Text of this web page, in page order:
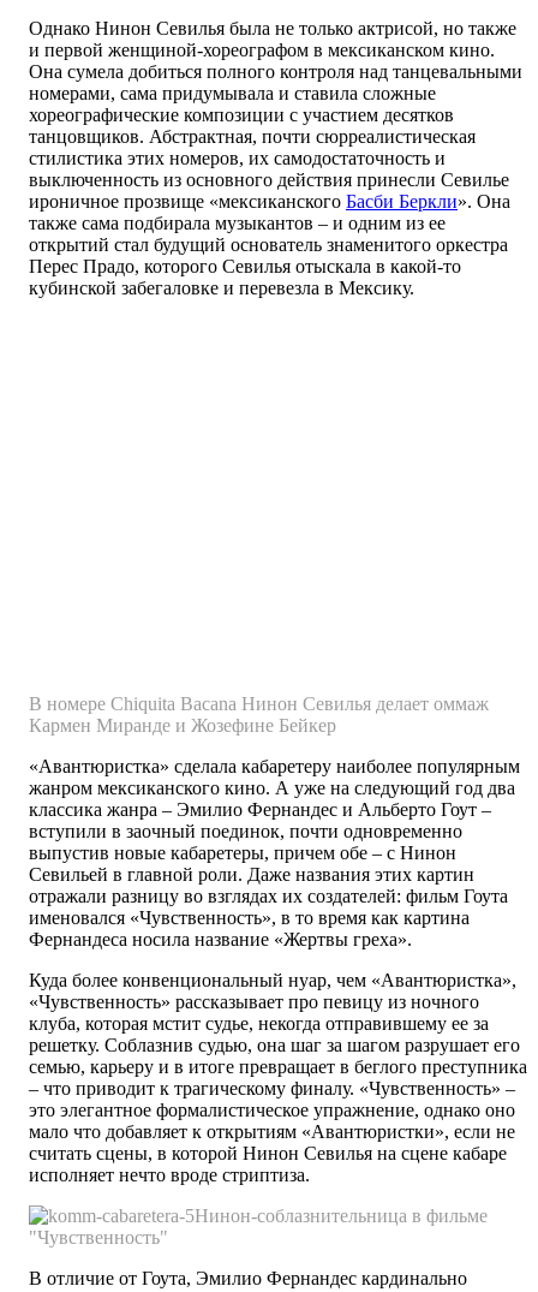
Однако Нинон Севилья была не только актрисой, но также
и первой женщиной-хореографом в мексиканском кино.
Она сумела добиться полного контроля над танцевальными
номерами, сама придумывала и ставила сложные
хореографические композиции с участием десятков
танцовщиков. Абстрактная, почти сюрреалистическая
стилистика этих номеров, их самодостаточность и
выключенность из основного действия принесли Севилье
ироничное прозвище «мексиканского Басби Беркли». Она
также сама подбирала музыкантов – и одним из ее
открытий стал будущий основатель знаменитого оркестра
Перес Прадо, которого Севилья отыскала в какой-то
кубинской забегаловке и перевезла в Мексику.
В номере Chiquita Bacana Нинон Севилья делает оммаж
Кармен Миранде и Жозефине Бейкер
«Авантюристка» сделала кабаретеру наиболее популярным
жанром мексиканского кино. А уже на следующий год два
классика жанра – Эмилио Фернандес и Альберто Гоут –
вступили в заочный поединок, почти одновременно
выпустив новые кабаретеры, причем обе – с Нинон
Севильей в главной роли. Даже названия этих картин
отражали разницу во взглядах их создателей: фильм Гоута
именовался «Чувственность», в то время как картина
Фернандеса носила название «Жертвы греха».
Куда более конвенциональный нуар, чем «Авантюристка»,
«Чувственность» рассказывает про певицу из ночного
клуба, которая мстит судье, некогда отправившему ее за
решетку. Соблазнив судью, она шаг за шагом разрушает его
семью, карьеру и в итоге превращает в беглого преступника
– что приводит к трагическому финалу. «Чувственность» –
это элегантное формалистическое упражнение, однако оно
мало что добавляет к открытиям «Авантюристки», если не
считать сцены, в которой Нинон Севилья на сцене кабаре
исполняет нечто вроде стриптиза.
Нинон-соблазнительница в фильме
"Чувственность"
В отличие от Гоута, Эмилио Фернандес кардинально